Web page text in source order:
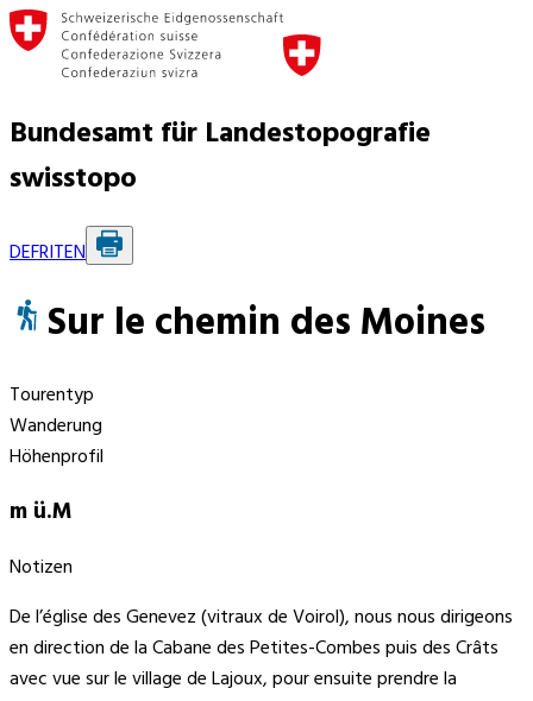
Bundesamt für Landestopografie
swisstopo
DEFRITEN
Sur le chemin des Moines
Tourentyp
Wanderung
Höhenprofil
m ü.M
Notizen
De l’église des Genevez (vitraux de Voirol), nous nous dirigeons
en direction de la Cabane des Petites-Combes puis des Crâts
avec vue sur le village de Lajoux, pour ensuite prendre la